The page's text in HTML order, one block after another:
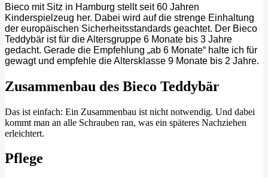
Bieco mit Sitz in Hamburg stellt seit 60 Jahren
Kinderspielzeug her. Dabei wird auf die strenge Einhaltung
der europäischen Sicherheitsstandards geachtet. Der Bieco
Teddybär ist für die Altersgruppe 6 Monate bis 3 Jahre
gedacht. Gerade die Empfehlung „ab 6 Monate“ halte ich für
gewagt und empfehle die Altersklasse 9 Monate bis 2 Jahre.
Zusammenbau des Bieco Teddybär
Das ist einfach: Ein Zusammenbau ist nicht notwendig. Und dabei
kommt man an alle Schrauben ran, was ein späteres Nachziehen
erleichtert.
Pflege